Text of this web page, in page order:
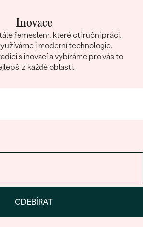
Inovace
řemeslem, které ctí ruční práci,
i moderní technologie.
s inovací a vybíráme pro vás to
z každé oblasti.
ODEBÍRAT